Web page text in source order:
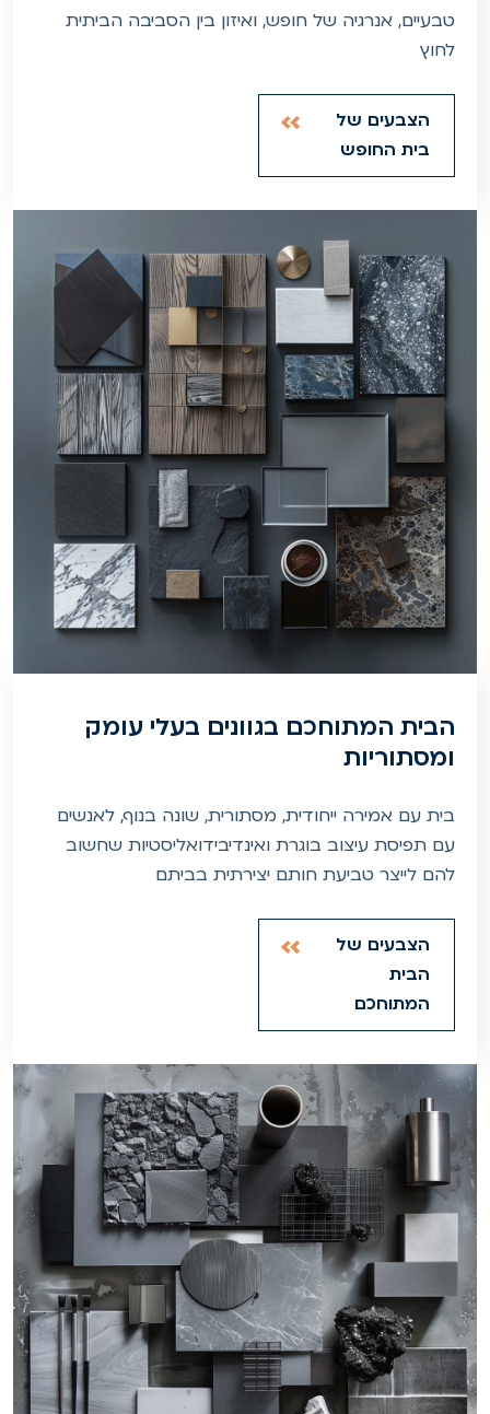
טבעיים, אנרגיה של חופש, ואיזון בין הסביבה הביתית
לחוץ
הצבעים של
בית החופש
הבית המתוחכם בגוונים בעלי עומק
ומסתוריות
בית עם אמירה ייחודית, מסתורית, שונה בנוף, לאנשים
עם תפיסת עיצוב בוגרת ואינדיבידואליסטיות שחשוב
להם לייצר טביעת חותם יצירתית בביתם
הצבעים של
הבית
המתוחכם